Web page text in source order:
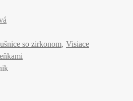
so zirkonom Visiace